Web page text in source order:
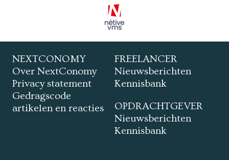
NEXTCONOMY
Over NextConomy
Privacy statement
Gedragscode
artikelen en reacties
FREELANCER
Nieuwsberichten
Kennisbank
OPDRACHTGEVER
Nieuwsberichten
Kennisbank